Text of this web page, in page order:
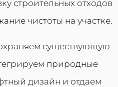
строительных отходов
чистоты на участке.
существующую
природные
дизайн и отдаем